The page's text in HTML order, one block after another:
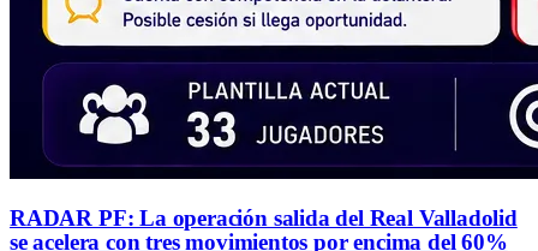
RADAR PF: La operación salida del Real Valladolid
se acelera con tres movimientos por encima del 60%